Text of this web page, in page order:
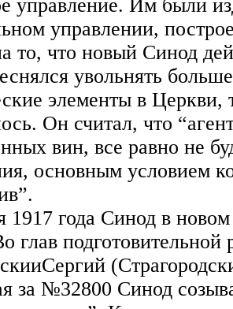
управление. Им были
управлении,
то, что новый Синод
увольнять
элементы в Церкви,
Он считал, что
вин, все равно не
основным условием
1917 года Синод в
глав
за №32800 Синод